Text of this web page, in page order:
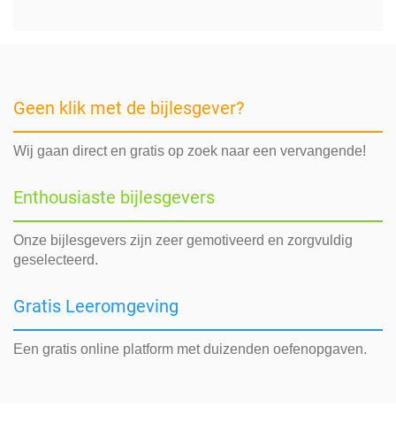
Geen klik met de bijlesgever?
Wij gaan direct en gratis op zoek naar een vervangende!
Enthousiaste bijlesgevers
Onze bijlesgevers zijn zeer gemotiveerd en zorgvuldig
geselecteerd.
Gratis Leeromgeving
Een gratis online platform met duizenden oefenopgaven.